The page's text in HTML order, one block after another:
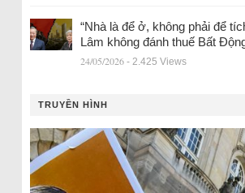
“Nhà là để ở, không phải để
Lâm không đánh thuế Bất
24/05/2026 - 2.425 Views
TRUYỀN HÌNH